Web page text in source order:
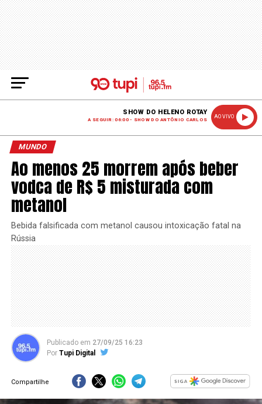
SHOW DO HELENO ROTAY
A SEGUIR: 06:00 - SHOW DO ANTÔNIO CARLOS
AO VIVO
MUNDO
Ao menos 25 morrem após beber
vodca de R$ 5 misturada com
metanol
Bebida falsificada com metanol causou intoxicação fatal na
Rússia
Publicado em 27/09/25 16:23
Por Tupi Digital
Compartilhe